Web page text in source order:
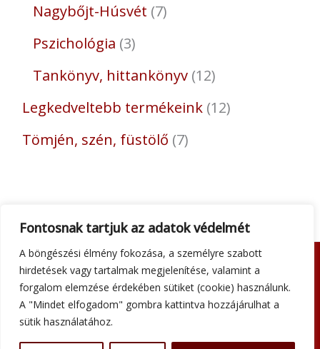
Fontosnak tartjuk az adatok védelmét
A böngészési élmény fokozása, a személyre szabott
hirdetések vagy tartalmak megjelenítése, valamint a
forgalom elemzése érdekében sütiket (cookie) használunk.
A "Mindet elfogadom" gombra kattintva hozzájárulhat a
sütik használatához.
Nagybőjt-Húsvét 7
Pszichológia 3
Tankönyv, hittankönyv 12
Legkedveltebb termékeink 12
Tömjén, szén, füstölő 7
Adatkezelési tájékoztató
Általános szerződési feltételek